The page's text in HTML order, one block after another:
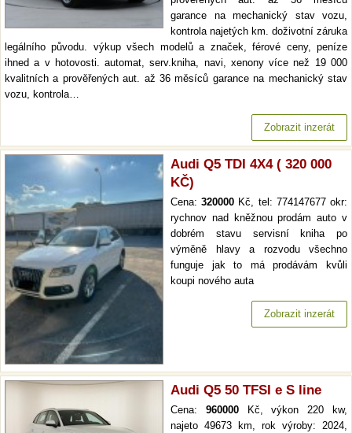
garance na mechanický stav vozu,
kontrola najetých km. doživotní záruka
legálního původu. výkup všech modelů a značek, férové ceny, peníze
ihned a v hotovosti. automat, serv.kniha, navi, xenony více než 19 000
kvalitních a prověřených aut. až 36 měsíců garance na mechanický stav
vozu, kontrola…
Zobrazit inzerát
Audi Q5 TDI 4X4 ( 320 000
KČ)
Cena:320000 Kč, tel: 774147677 okr:
rychnov nad kněžnou prodám auto v
dobrém stavu servisní kniha po
výměně hlavy a rozvodu všechno
funguje jak to má prodávám kvůli
koupi nového auta
Zobrazit inzerát
Audi Q5 50 TFSI e S line
Cena: 960000Kč, výkon 220 kw,
najeto 49673 km, rok výroby: 2024,